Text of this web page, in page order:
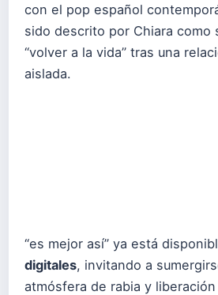
con el pop español
sido descrito por Chiara como
“volver a la vida” tras una
aislada.
“es mejor así” ya está
digitales, invitando a
atmósfera de rabia y